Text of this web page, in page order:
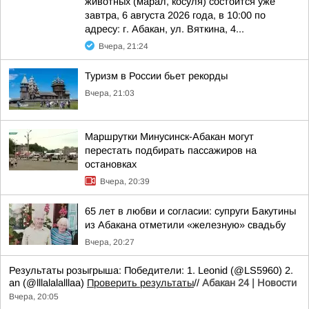
завтра, 6 августа 2026 года, в 10:00 по
адресу: г. Абакан, ул. Вяткина, 4...
Вчера, 21:24
Туризм в России бьет рекорды
Вчера, 21:03
Маршрутки Минусинск-Абакан могут
перестать подбирать пассажиров на
остановках
Вчера, 20:39
65 лет в любви и согласии: супруги Бакутины
из Абакана отметили «железную» свадьбу
Вчера, 20:27
Результаты розыгрыша: Победители: 1. Leonid (@LS5960) 2.
an (@lllalalalllaa) Проверить результаты// Абакан 24 | Новости
Вчера, 20:05